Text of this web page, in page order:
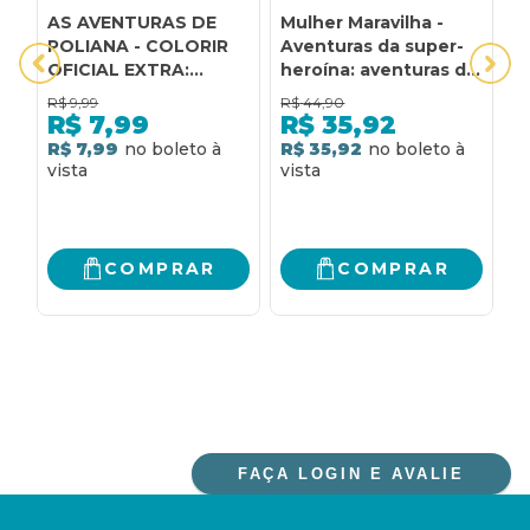
AS AVENTURAS DE
POLIANA - COLORIR
OFICIAL EXTRA:
EMBARQUE NAS
AVENTURAS DA
GAROTINHA COM
MUITOS
R$ 9,99
R$ 7,99
R$ 7,99
COMPRAR
Mulher Maravilha -
Aventuras da super-
heroína: aventuras da
super-heroína
R$ 44,90
R$ 35,92
R$ 35,92
COMPRAR
FAÇA LOGIN E AVALIE